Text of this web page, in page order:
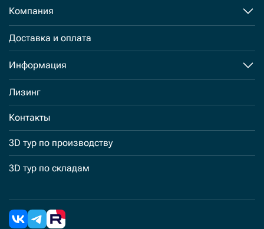
Компания
Доставка и оплата
Информация
Лизинг
Контакты
3D тур по производству
3D тур по складам